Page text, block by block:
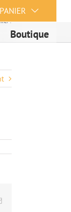
PANIER
Boutique
?
Email